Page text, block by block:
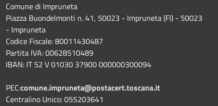
Comune di Impruneta
Piazza Buondelmonti n. 41, 50023 - Impruneta (FI) - 50023
- Impruneta
Codice Fiscale: 80011430487
Partita IVA: 00628510489
IBAN: IT 52 V 01030 37900 000000300094
PEC:comune.impruneta@postacert.toscana.it
Centralino Unico: 055203641